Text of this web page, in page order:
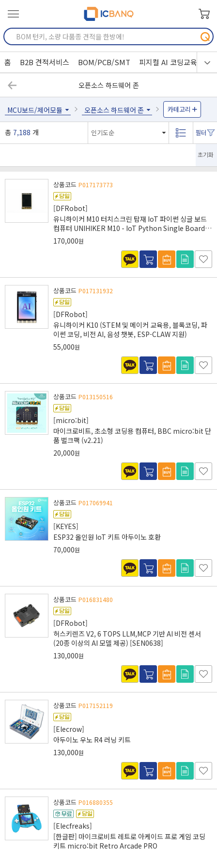
홈 B2B 견적서비스 BOM/PCB/SMT 피지컬 AI 코딩교육
오픈소스 하드웨어 존
MCU보드/제어모듈 오픈소스 하드웨어 존 카테고리
총 7,188 개
초기화
상품코드 P017173773
[DFRobot]
유니하이커 M10 터치스크린 탑재 IoT 파이썬 싱글 보드
컴퓨터 UNIHIKER M10 - IoT Python Single Board
Computer with Touchscreen
170,000원
상품코드 P017131932
[DFRobot]
유니하이커 K10 (STEM 및 메이커 교육용, 블록코딩, 파
이썬 코딩, 비전 AI, 음성 챗봇, ESP-CLAW 지원)
55,000원
상품코드 P013150516
[micro:bit]
마이크로비트, 초소형 코딩용 컴퓨터, BBC micro:bit 단
품 벌크팩 (v2.21)
20,000원
상품코드 P017069941
[KEYES]
ESP32 올인원 IoT 키트 아두이노 호환
70,000원
상품코드 P016831480
[DFRobot]
허스키렌즈 V2, 6 TOPS LLM,MCP 기반 AI 비전 센서
(20종 이상의 AI 모델 제공) [SEN0638]
130,000원
상품코드 P017152119
[Elecrow]
아두이노 우노 R4 러닝 키트
130,000원
상품코드 P016880355
[Elecfreaks]
[한글판] 마이크로비트 레트로 아케이드 프로 게임 코딩
키트 micro:bit Retro Arcade PRO